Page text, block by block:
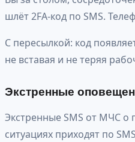
шлёт 2FA-код по SMS.
С пересылкой: код
не вставая и не теряя
Экстренные
Экстренные SMS от МЧС о
ситуациях приходят по